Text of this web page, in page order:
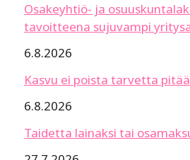
Osakeyhtiö- ja
tavoitteena sujuvampi
6.8.2026
Kasvu ei poista tarvetta
6.8.2026
Taidetta lainaksi tai